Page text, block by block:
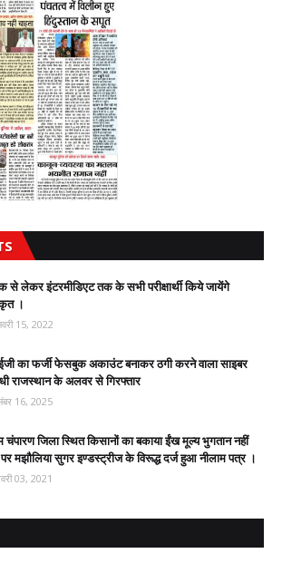
से लेकर इंटरमीडिएट तक के सभी परीक्षार्थी किये जायेंगे
।
15, 2022
का फर्जी फेसबुक अकाउंट बनाकर ठगी करने वाला साइबर
राजस्थान के अलवर से गिरफ्तार
16, 2025
चंपारण जिला स्थित किसानों का बकाया ईंख मूल्य भुगतान नहीं
मझौलिया सुगर इण्डस्ट्रीज के विरूद्ध दर्ज हुआ नीलाम पत्र ।
03, 2021